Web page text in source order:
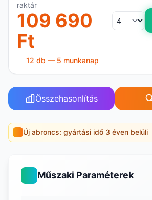
raktár
109 690
Ft
12 db — 5 munkanap
Összehasonlítás
Új abroncs: gyártási idő 3 éven belüli
Műszaki Paraméterek